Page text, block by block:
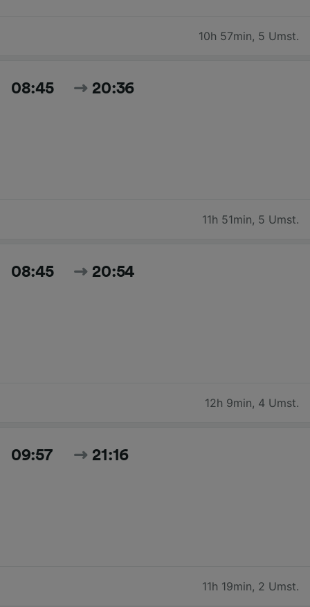
10h 57min, 5 Umst.
08:45 20:36
11h 51min, 5 Umst.
08:45 20:54
12h 9min, 4 Umst.
09:57 21:16
11h 19min, 2 Umst.